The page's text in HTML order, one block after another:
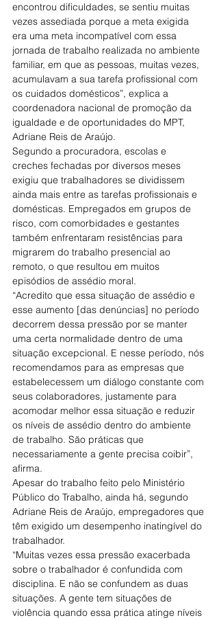
encontrou dificuldades, se sentiu muitas
vezes assediada porque a meta exigida
era uma meta incompatível com essa
jornada de trabalho realizada no ambiente
familiar, em que as pessoas, muitas vezes,
acumulavam a sua tarefa profissional com
os cuidados domésticos”, explica a
coordenadora nacional de promoção da
igualdade e de oportunidades do MPT,
Adriane Reis de Araújo.
Segundo a procuradora, escolas e
creches fechadas por diversos meses
exigiu que trabalhadores se dividissem
ainda mais entre as tarefas profissionais e
domésticas. Empregados em grupos de
risco, com comorbidades e gestantes
também enfrentaram resistências para
migrarem do trabalho presencial ao
remoto, o que resultou em muitos
episódios de assédio moral.
“Acredito que essa situação de assédio e
esse aumento [das denúncias] no período
decorrem dessa pressão por se manter
uma certa normalidade dentro de uma
situação excepcional. E nesse período, nós
recomendamos para as empresas que
estabelecessem um diálogo constante com
seus colaboradores, justamente para
acomodar melhor essa situação e reduzir
os níveis de assédio dentro do ambiente
de trabalho. São práticas que
necessariamente a gente precisa coibir”,
afirma.
Apesar do trabalho feito pelo Ministério
Público do Trabalho, ainda há, segundo
Adriane Reis de Araújo, empregadores que
têm exigido um desempenho inatingível do
trabalhador.
“Muitas vezes essa pressão exacerbada
sobre o trabalhador é confundida com
disciplina. E não se confundem as duas
situações. A gente tem situações de
violência quando essa prática atinge níveis